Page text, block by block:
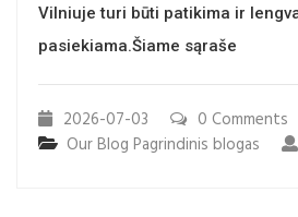
Vilniuje turi būti patikima ir
pasiekiama.Šiame sąraše
2026-07-03
0 Comments
Our Blog Pagrindinis blogas